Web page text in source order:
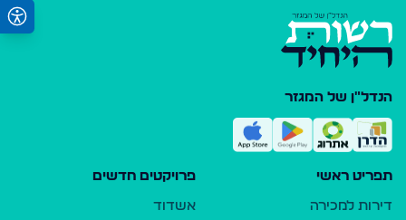
הנדל"ן של המגזר
תפריט ראשי
דירות למכירה
פרויקטים חדשים
אשדוד